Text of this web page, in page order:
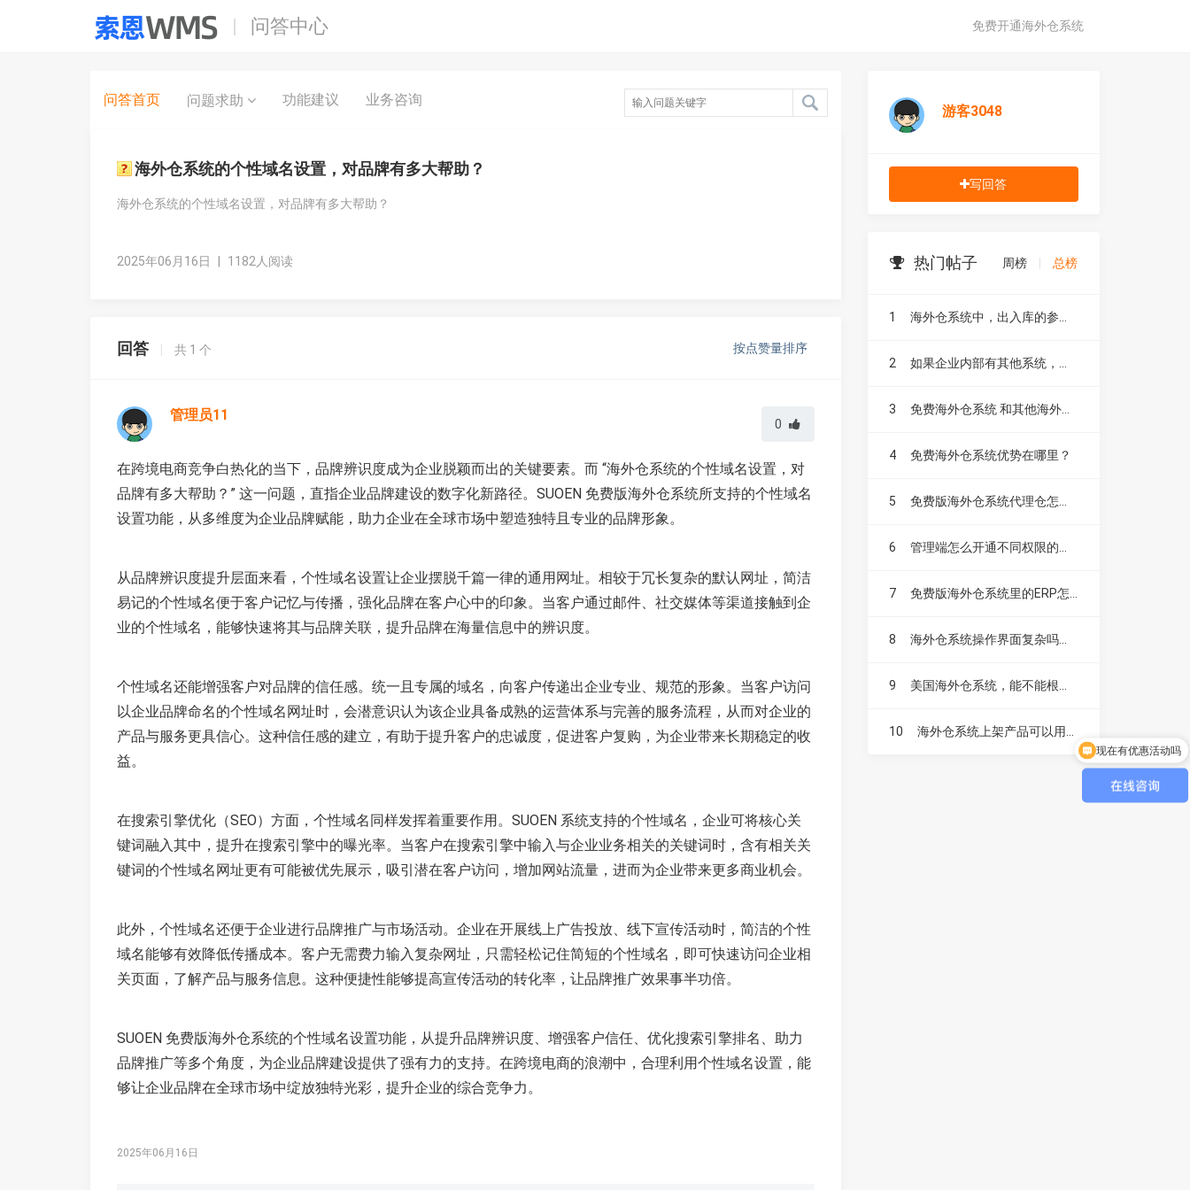
问答中心 免费开通海外仓系统
问答首页 问题求助 功能建议 业务咨询
海外仓系统的个性域名设置，对品牌有多大帮助？
海外仓系统的个性域名设置，对品牌有多大帮助？
2025年06月16日 1182人阅读
回答 | 共 1 个 按点赞量排序
管理员11
0
在跨境电商竞争白热化的当下，品牌辨识度成为企业脱颖而出的关键要素。而 “海外仓系统的个性域名设置，对
品牌有多大帮助？” 这一问题，直指企业品牌建设的数字化新路径。SUOEN 免费版海外仓系统所支持的个性域名
设置功能，从多维度为企业品牌赋能，助力企业在全球市场中塑造独特且专业的品牌形象。
从品牌辨识度提升层面来看，个性域名设置让企业摆脱千篇一律的通用网址。相较于冗长复杂的默认网址，简洁
易记的个性域名便于客户记忆与传播，强化品牌在客户心中的印象。当客户通过邮件、社交媒体等渠道接触到企
业的个性域名，能够快速将其与品牌关联，提升品牌在海量信息中的辨识度。
个性域名还能增强客户对品牌的信任感。统一且专属的域名，向客户传递出企业专业、规范的形象。当客户访问
以企业品牌命名的个性域名网址时，会潜意识认为该企业具备成熟的运营体系与完善的服务流程，从而对企业的
产品与服务更具信心。这种信任感的建立，有助于提升客户的忠诚度，促进客户复购，为企业带来长期稳定的收
益。
在搜索引擎优化（SEO）方面，个性域名同样发挥着重要作用。SUOEN 系统支持的个性域名，企业可将核心关
键词融入其中，提升在搜索引擎中的曝光率。当客户在搜索引擎中输入与企业业务相关的关键词时，含有相关关
键词的个性域名网址更有可能被优先展示，吸引潜在客户访问，增加网站流量，进而为企业带来更多商业机会。
此外，个性域名还便于企业进行品牌推广与市场活动。企业在开展线上广告投放、线下宣传活动时，简洁的个性
域名能够有效降低传播成本。客户无需费力输入复杂网址，只需轻松记住简短的个性域名，即可快速访问企业相
关页面，了解产品与服务信息。这种便捷性能够提高宣传活动的转化率，让品牌推广效果事半功倍。
SUOEN 免费版海外仓系统的个性域名设置功能，从提升品牌辨识度、增强客户信任、优化搜索引擎排名、助力
品牌推广等多个角度，为企业品牌建设提供了强有力的支持。在跨境电商的浪潮中，合理利用个性域名设置，能
够让企业品牌在全球市场中绽放独特光彩，提升企业的综合竞争力。
2025年06月16日
游客3048
写回答
热门帖子 周榜 总榜
1
2
3 免费海外仓系统 和其他海外仓系统有什么区别？
4 免费海外仓系统优势在哪里？
5
6
7
8 海外仓系统操作界面复杂吗？新手容易上手吗？
9
10
现在有优惠活动吗